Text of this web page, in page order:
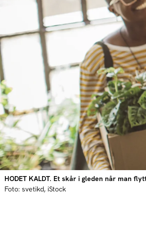
HODET KALDT. Et skår i gleden når man
Foto: svetikd, iStock